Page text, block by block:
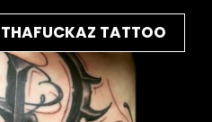
TATTOO